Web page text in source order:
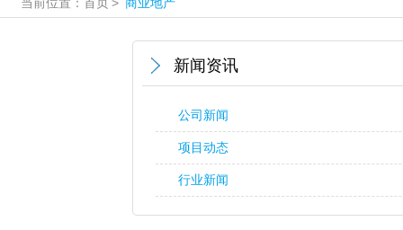
新闻资讯
公司新闻
项目动态
行业新闻